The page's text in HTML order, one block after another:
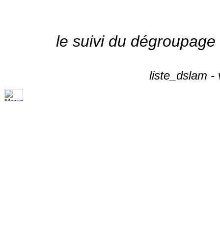
le suivi du
liste_dslam -